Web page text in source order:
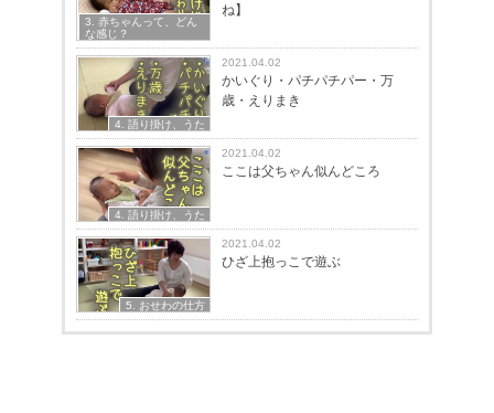
3. 赤ちゃんって、どん
な感じ？
ね】
4. 語り掛け、うた
2021.04.02
かいぐり・パチパチパー・万
歳・えりまき
4. 語り掛け、うた
2021.04.02
ここは父ちゃん似んどころ
5. おせわの仕方
2021.04.02
ひざ上抱っこで遊ぶ